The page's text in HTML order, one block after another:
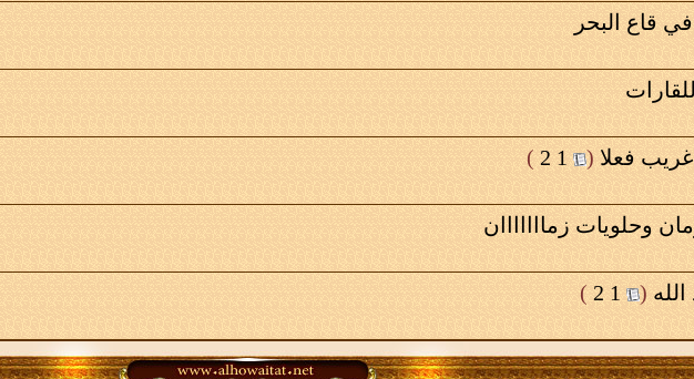
قاع البحر
فعلا (
1
2
)
وحلويات زمااااااان
(
1
2
)